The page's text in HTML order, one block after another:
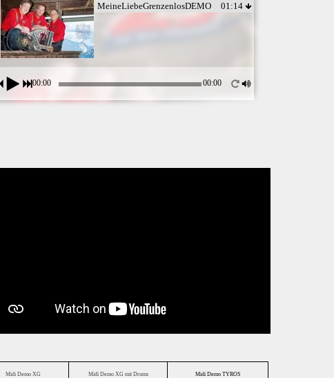
MeineLiebeGrenzenlosDEMO 01:14
00:00 00:00
Midi Demo XG Midi Demo XG mit Drums Midi Demo TYROS